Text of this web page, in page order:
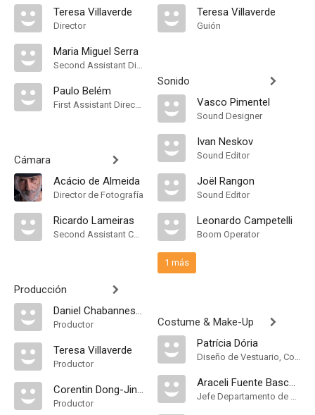
Teresa Villaverde
Director
Maria Miguel Serra
Second Assistant Director
Paulo Belém
First Assistant Director
Cámara
Acácio de Almeida
Director de Fotografía
Ricardo Lameiras
Second Assistant Camera
Producción
Daniel Chabannes de Sars
Productor
Teresa Villaverde
Productor
Corentin Dong-Jin Sénéchal
Productor
Teresa Villaverde
Guión
Sonido
Vasco Pimentel
Sound Designer
Ivan Neskov
Sound Editor
Joël Rangon
Sound Editor
Leonardo Campetelli
Boom Operator
1 más
Costume & Make-Up
Patrícia Dória
Diseño de Vestuario, Costume Designer
Araceli Fuente Basconcillos
Jefe Departamento de Maquillaje